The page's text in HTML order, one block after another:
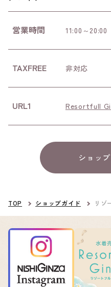
営業時間 11:00～20:00
TAXFREE 非対応
URL1 Resortfull
ショッ
TOP ショップガイド リゾ